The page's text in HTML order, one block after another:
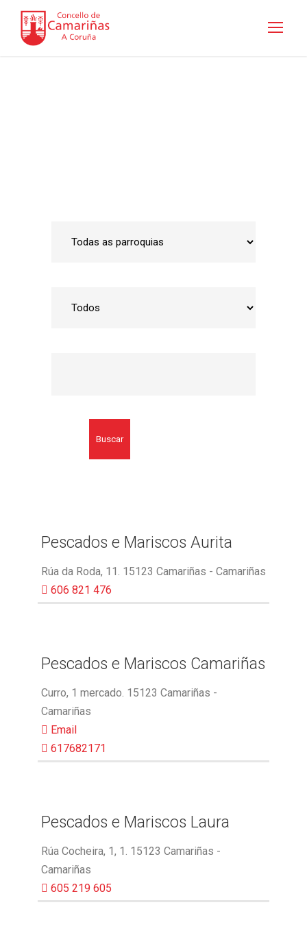
Buscar
Pescados e Mariscos Aurita
Rúa da Roda, 11. 15123 Camariñas - Camariñas
606 821 476
Pescados e Mariscos Camariñas
Curro, 1 mercado. 15123 Camariñas -
Camariñas
Email
617682171
Pescados e Mariscos Laura
Rúa Cocheira, 1, 1. 15123 Camariñas -
Camariñas
605 219 605